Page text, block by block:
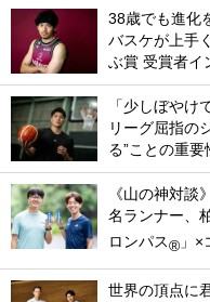
38歳でも進化
バスケが上手
ぶ賞 受賞者イ
「少しぼやけ
リーグ屈指の
る”ことの重要
《山の神対談
名ランナー、
ロンパス® 」
世界の頂点に